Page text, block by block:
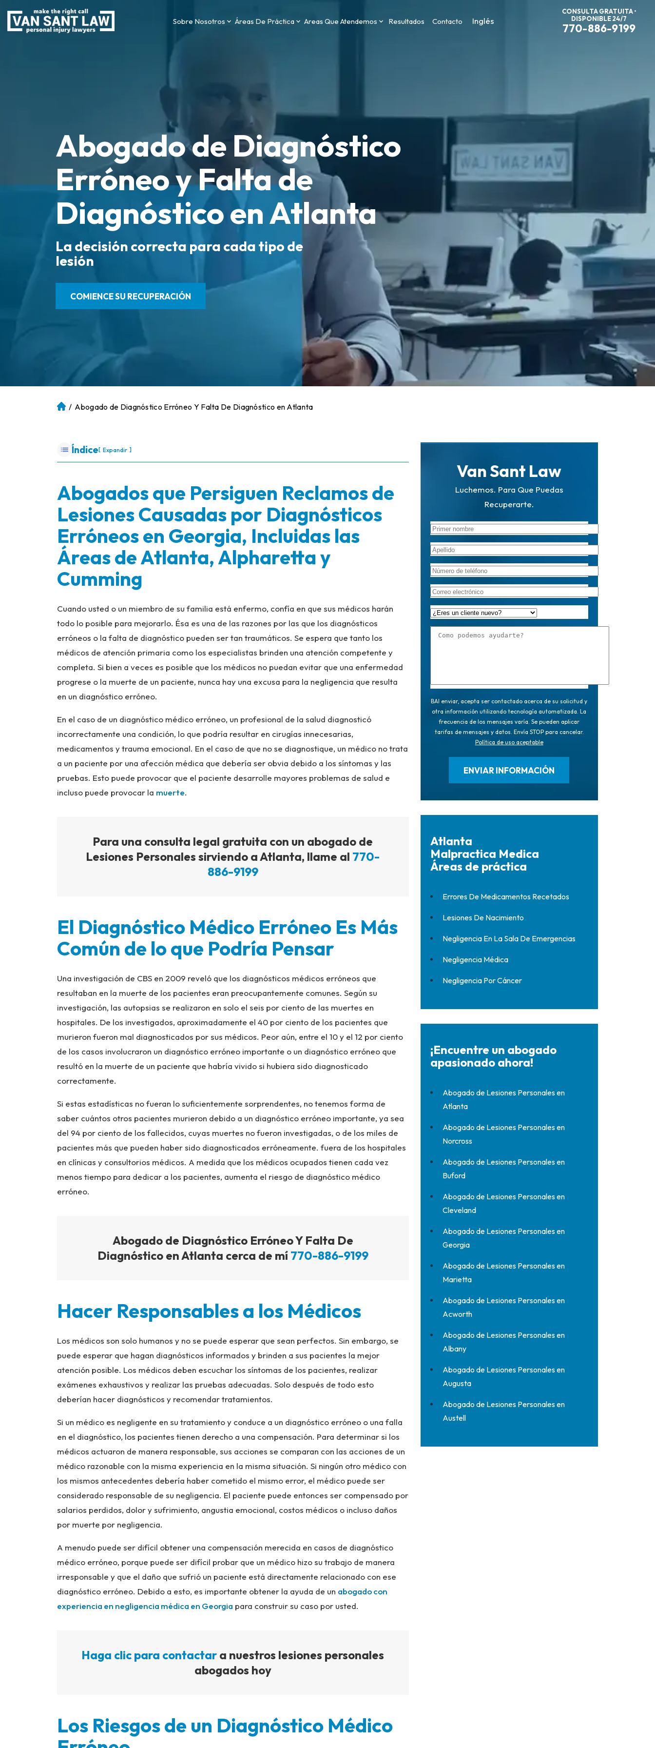
Sobre Nosotros Áreas De Práctica Areas Que Atendemos Resultados Contacto Inglés
CONSULTA GRATUITA •
DISPONIBLE 24/7
770-886-9199
Abogado de Diagnóstico
Erróneo y Falta de
Diagnóstico en Atlanta
La decisión correcta para cada tipo de
lesión
COMIENCE SU RECUPERACIÓN
Ini / Abogado de Diagnóstico Erróneo Y Falta De Diagnóstico en Atlanta
Índice[ Expandir ]
Abogados que Persiguen Reclamos de
Lesiones Causadas por Diagnósticos
Erróneos en Georgia, Incluidas las
Áreas de Atlanta, Alpharetta y
Cumming
Cuando usted o un miembro de su familia está enfermo, confía en que sus médicos harán
todo lo posible para mejorarlo. Ésa es una de las razones por las que los diagnósticos
erróneos o la falta de diagnóstico pueden ser tan traumáticos. Se espera que tanto los
médicos de atención primaria como los especialistas brinden una atención competente y
completa. Si bien a veces es posible que los médicos no puedan evitar que una enfermedad
progrese o la muerte de un paciente, nunca hay una excusa para la negligencia que resulta
en un diagnóstico erróneo.
En el caso de un diagnóstico médico erróneo, un profesional de la salud diagnosticó
incorrectamente una condición, lo que podría resultar en cirugías innecesarias,
medicamentos y trauma emocional. En el caso de que no se diagnostique, un médico no trata
a un paciente por una afección médica que debería ser obvia debido a los síntomas y las
pruebas. Esto puede provocar que el paciente desarrolle mayores problemas de salud e
incluso puede provocar la muerte.
Para una consulta legal gratuita con un abogado de
Lesiones Personales sirviendo a Atlanta, llame al 770-
886-9199
El Diagnóstico Médico Erróneo Es Más
Común de lo que Podría Pensar
Una investigación de CBS en 2009 reveló que los diagnósticos médicos erróneos que
resultaban en la muerte de los pacientes eran preocupantemente comunes. Según su
investigación, las autopsias se realizaron en solo el seis por ciento de las muertes en
hospitales. De los investigados, aproximadamente el 40 por ciento de los pacientes que
murieron fueron mal diagnosticados por sus médicos. Peor aún, entre el 10 y el 12 por ciento
de los casos involucraron un diagnóstico erróneo importante o un diagnóstico erróneo que
resultó en la muerte de un paciente que habría vivido si hubiera sido diagnosticado
correctamente.
Si estas estadísticas no fueran lo suficientemente sorprendentes, no tenemos forma de
saber cuántos otros pacientes murieron debido a un diagnóstico erróneo importante, ya sea
del 94 por ciento de los fallecidos, cuyas muertes no fueron investigadas, o de los miles de
pacientes más que pueden haber sido diagnosticados erróneamente. fuera de los hospitales
en clínicas y consultorios médicos. A medida que los médicos ocupados tienen cada vez
menos tiempo para dedicar a los pacientes, aumenta el riesgo de diagnóstico médico
erróneo.
Abogado de Diagnóstico Erróneo Y Falta De
Diagnóstico en Atlanta cerca de mí 770-886-9199
Hacer Responsables a los Médicos
Los médicos son solo humanos y no se puede esperar que sean perfectos. Sin embargo, se
puede esperar que hagan diagnósticos informados y brinden a sus pacientes la mejor
atención posible. Los médicos deben escuchar los síntomas de los pacientes, realizar
exámenes exhaustivos y realizar las pruebas adecuadas. Solo después de todo esto
deberían hacer diagnósticos y recomendar tratamientos.
Si un médico es negligente en su tratamiento y conduce a un diagnóstico erróneo o una falla
en el diagnóstico, los pacientes tienen derecho a una compensación. Para determinar si los
médicos actuaron de manera responsable, sus acciones se comparan con las acciones de un
médico razonable con la misma experiencia en la misma situación. Si ningún otro médico con
los mismos antecedentes debería haber cometido el mismo error, el médico puede ser
considerado responsable de su negligencia. El paciente puede entonces ser compensado por
salarios perdidos, dolor y sufrimiento, angustia emocional, costos médicos o incluso daños
por muerte por negligencia.
A menudo puede ser difícil obtener una compensación merecida en casos de diagnóstico
médico erróneo, porque puede ser difícil probar que un médico hizo su trabajo de manera
irresponsable y que el daño que sufrió un paciente está directamente relacionado con ese
diagnóstico erróneo. Debido a esto, es importante obtener la ayuda de un abogado con
experiencia en negligencia médica en Georgia para construir su caso por usted.
Haga clic para contactar a nuestros lesiones personales
abogados hoy
Los Riesgos de un Diagnóstico Médico
Van Sant Law
Luchemos. Para Que Puedas
Recuperarte.
BAl enviar, acepta ser contactado acerca de su solicitud y
otra información utilizando tecnología automatizada. La
frecuencia de los mensajes varía. Se pueden aplicar
tarifas de mensajes y datos. Envía STOP para cancelar.
Política de uso aceptable
Atlanta
Malpractica Medica
Áreas de práctica
Errores De Medicamentos Recetados
Lesiones De Nacimiento
Negligencia En La Sala De Emergencias
Negligencia Médica
Negligencia Por Cáncer
¡Encuentre un abogado
apasionado ahora!
Abogado de Lesiones Personales en
Atlanta
Abogado de Lesiones Personales en
Norcross
Abogado de Lesiones Personales en
Buford
Abogado de Lesiones Personales en
Cleveland
Abogado de Lesiones Personales en
Georgia
Abogado de Lesiones Personales en
Marietta
Abogado de Lesiones Personales en
Acworth
Abogado de Lesiones Personales en
Albany
Abogado de Lesiones Personales en
Augusta
Abogado de Lesiones Personales en
Austell